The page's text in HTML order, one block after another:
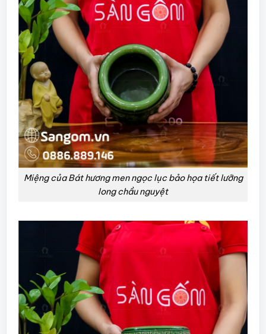
Miệng của Bát hương men ngọc lục bảo họa tiết lưỡng
long chầu nguyệt